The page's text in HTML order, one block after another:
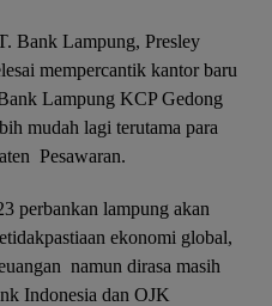
Bank Lampung, Presley
mempercantik kantor baru
Lampung KCP Gedong
mudah lagi terutama para
Pesawaran.
perbankan lampung akan
ekonomi global,
namun dirasa masih
Indonesia dan OJK